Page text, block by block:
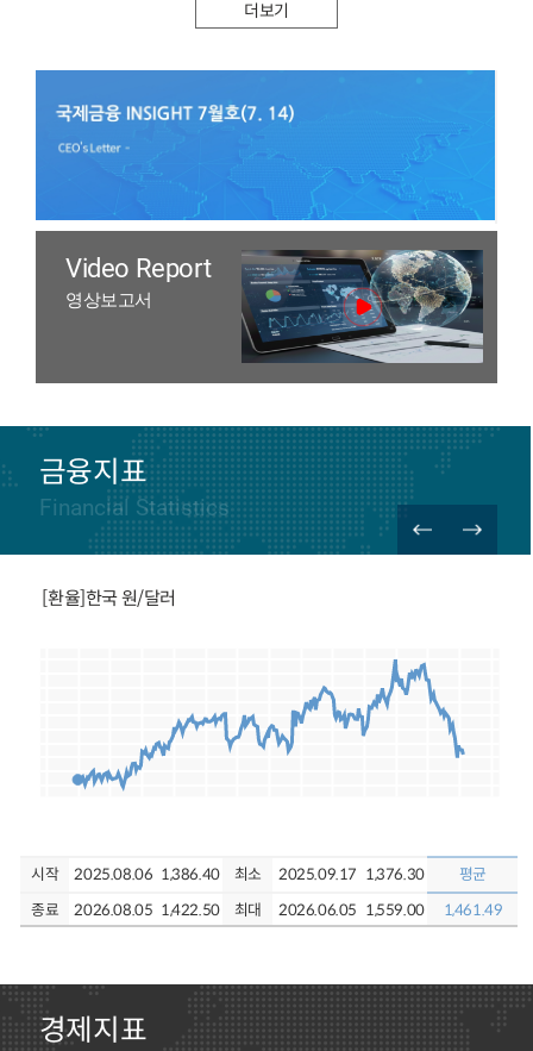
더보기
Video Report
영상보고서
금융지표
Financial Statistics
[환율]한국 원/달러
시작 2025.08.06 1,386.40 최소 2025.09.17 1,376.30
평균
종료
2026.08.05 1,422.50 최대 2026.06.05 1,559.00 1,461.49
시작 2025.08.06 9,676.00 최소 2025.08.06 9,676.00
평균
종료
2026.08.05 14,110.50 최대 2026.05.13 14,153.00 12,174.28
시작 2016.08.31 375.46 최소 2016.12.31 371.10
평균
종료
2026.07.31 427.95 최대 2021.10.31 469.21 415.51
시작 2025.08.06 15,135.00 최소 2025.12.16 14,263.00
평균
종료
2026.08.05 17,114.00 최대 2026.05.05 19,642.00 16,667.68
시작 2025.08.06 64.35 최소 2025.12.16 55.27
평균
종료
2026.08.06 74.79 최대 2026.04.07 112.95 73.39
경제지표